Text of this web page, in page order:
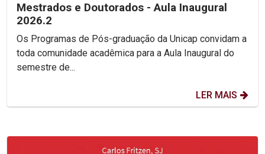
Mestrados e Doutorados - Aula Inaugural
2026.2
Os Programas de Pós-graduação da Unicap convidam a
toda comunidade acadêmica para a Aula Inaugural do
semestre de...
LER MAIS